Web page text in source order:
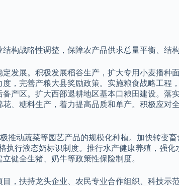
构战略性调整，保障农产品供求总量平衡、结构
发展。积极发展稻谷生产，扩大专用小麦播种
，完善产粮大县奖励政策。实施粮食战略工程
产区。扩大西部退耕地区基本口粮田建设。落
、糖料生产，着力提高品质和单产。积极应对
推动蔬菜等园艺产品的规模化种植。加快转变
行液态奶标识制度。推行水产健康养殖，强化
健全生猪、奶牛等政策性保险制度。
，扶持龙头企业、农民专业合作组织、科技示